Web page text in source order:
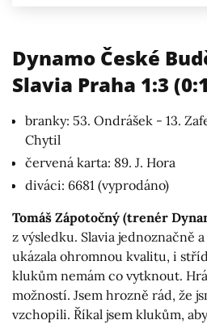
Dynamo České
Slavia Praha 1:3
branky: 53. Ondrášek - 13.
Chytil
červená karta: 89. J. Hora
diváci: 6681 (vyprodáno)
Tomáš Zápotočný (trenér
z výsledku. Slavia jednoznačně
ukázala ohromnou kvalitu, i
klukům nemám co vytknout.
možností. Jsem hrozně rád, že
vzchopili. Říkal jsem klukům,